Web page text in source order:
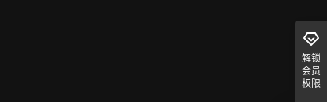
解锁
会员
权限